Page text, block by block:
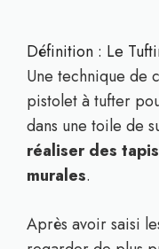
Définition : Le
Une technique de
pistolet à tufter
dans une toile de
réaliser des
murales.
Après avoir saisi